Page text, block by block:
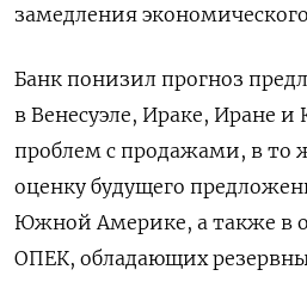
замедления
Банк ‌понизил прогноз
в Венесуэле, Ираке, Иране и
проблем с продажами, в то
оценку будущего
Южной Америке, а также в
ОПЕК, обладающих